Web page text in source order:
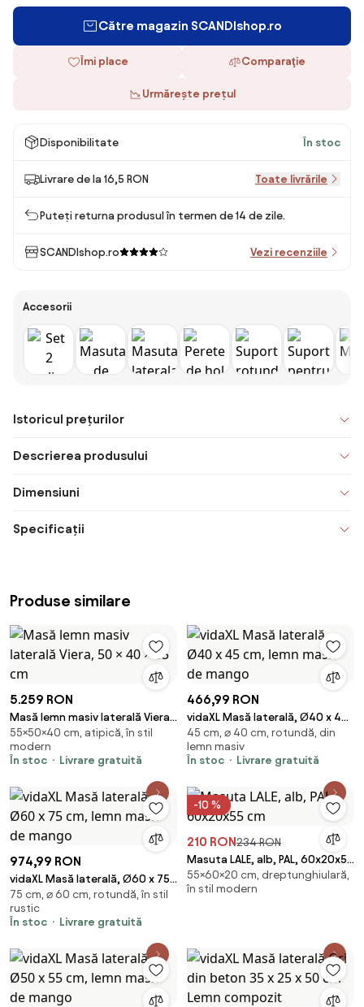
Către magazin SCANDIshop.ro
Îmi place Comparaţie
Urmărește prețul
Disponibilitate În stoc
Livrare de la 16,5 RON Toate livrările
Puteți returna produsul în termen de 14 de zile.
SCANDIshop.ro Vezi recenziile
Accesorii
Istoricul prețurilor
Descrierea produsului
Dimensiuni
Specificații
Produse similare
5.259 RON
Masă lemn masiv laterală Viera,
50 × 40 × 55 cm
55×50×40 cm, atipică, în stil
modern
În stoc
Livrare gratuită
466,99 RON
vidaXL Masă laterală, Ø40 x 45
cm, lemn masiv de mango
45 cm, ⌀ 40 cm, rotundă, din
lemn masiv
În stoc
Livrare gratuită
974,99 RON
vidaXL Masă laterală, Ø60 x 75
cm, lemn masiv de mango
75 cm, ⌀ 60 cm, rotundă, în stil
rustic
În stoc
Livrare gratuită
-10 %
210 RON234 RON
Masuta LALE, alb, PAL, 60x20x55
cm
55×60×20 cm, dreptunghiulară,
în stil modern